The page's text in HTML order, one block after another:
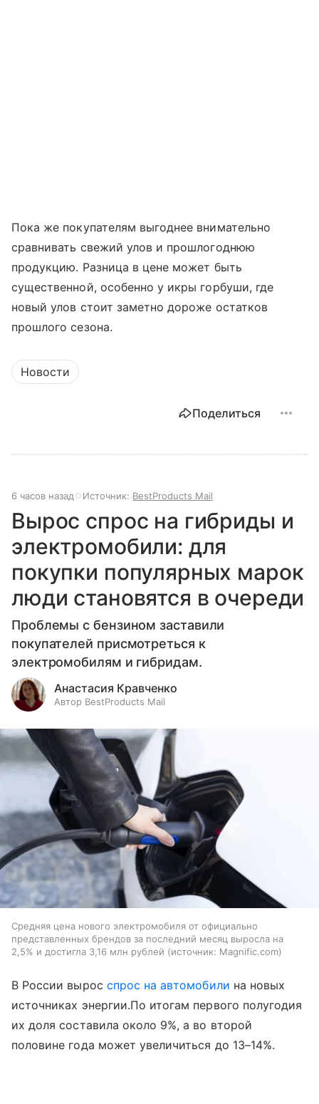
Пока же покупателям выгоднее внимательно
сравнивать свежий улов и прошлогоднюю
продукцию. Разница в цене может быть
существенной, особенно у икры горбуши, где
новый улов стоит заметно дороже остатков
прошлого сезона.
Новости
Поделиться
6 часов назад Источник: BestProducts Mail
Вырос спрос на гибриды и
электромобили: для
покупки популярных марок
люди становятся в очереди
Проблемы с бензином заставили
покупателей присмотреться к
электромобилям и гибридам.
Анастасия Кравченко
Автор BestProducts Mail
Средняя цена нового электромобиля от официально
представленных брендов за последний месяц выросла на
2,5% и достигла 3,16 млн рублей
источник: Magnific.com
В России вырос спрос на автомобили на новых
источниках энергии.По итогам первого полугодия
их доля составила около 9%, а во второй
половине года может увеличиться до 13–14%.